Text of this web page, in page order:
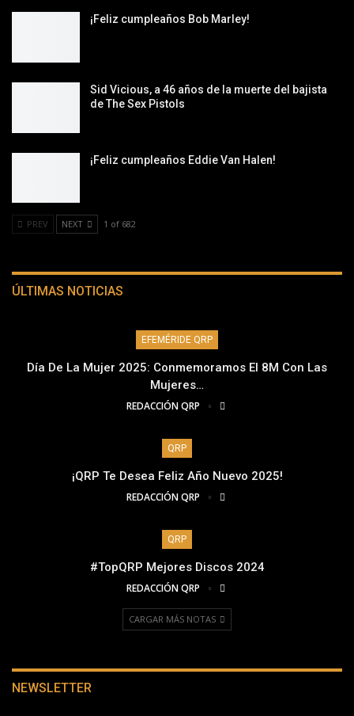
¡Feliz cumpleaños Bob Marley!
Sid Vicious, a 46 años de la muerte del bajista
de The Sex Pistols
¡Feliz cumpleaños Eddie Van Halen!
PREV NEXT 1 of 682
ÚLTIMAS NOTICIAS
EFEMÉRIDE QRP
Día De La Mujer 2025: Conmemoramos El 8M Con Las
Mujeres…
REDACCIÓN QRP
QRP
¡QRP Te Desea Feliz Año Nuevo 2025!
REDACCIÓN QRP
QRP
#TopQRP Mejores Discos 2024
REDACCIÓN QRP
CARGAR MÁS NOTAS
NEWSLETTER